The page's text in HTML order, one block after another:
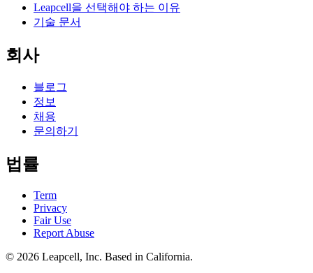
Leapcell을 선택해야 하는 이유
기술 문서
회사
블로그
정보
채용
문의하기
법률
Term
Privacy
Fair Use
Report Abuse
© 2026 Leapcell, Inc. Based in California.